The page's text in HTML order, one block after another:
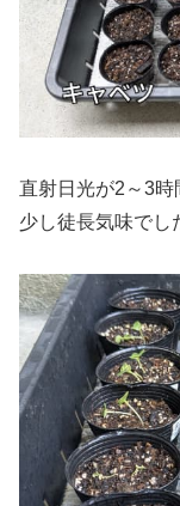
直射日光が2～3時
少し徒長気味でし